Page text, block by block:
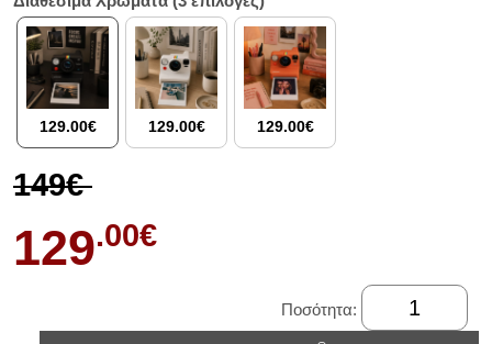
129.00€ 129.00€ 129.00€
149€
129.00€
Ποσότητα: